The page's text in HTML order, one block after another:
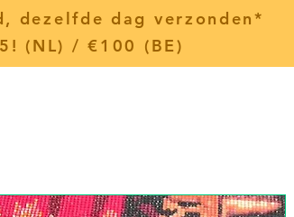
dezelfde dag
(NL) / €100 (BE)